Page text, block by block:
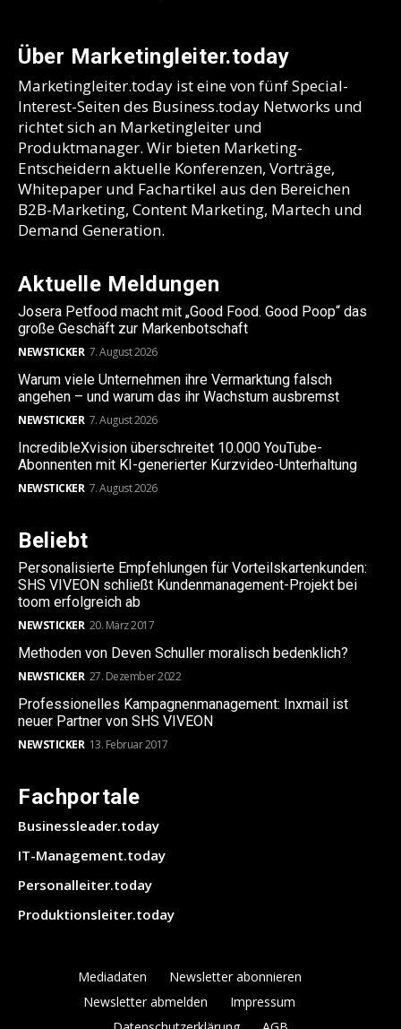
Über Marketingleiter.today
Marketingleiter.today ist eine von fünf Special-
Interest-Seiten des Business.today Networks und
richtet sich an Marketingleiter und
Produktmanager. Wir bieten Marketing-
Entscheidern aktuelle Konferenzen, Vorträge,
Whitepaper und Fachartikel aus den Bereichen
B2B-Marketing, Content Marketing, Martech und
Demand Generation.
Aktuelle Meldungen
Josera Petfood macht mit „Good Food. Good Poop“ das
große Geschäft zur Markenbotschaft
NEWSTICKER 7. August 2026
Warum viele Unternehmen ihre Vermarktung falsch
angehen – und warum das ihr Wachstum ausbremst
NEWSTICKER 7. August 2026
IncredibleXvision überschreitet 10.000 YouTube-
Abonnenten mit KI-generierter Kurzvideo-Unterhaltung
NEWSTICKER 7. August 2026
Beliebt
Personalisierte Empfehlungen für Vorteilskartenkunden:
SHS VIVEON schließt Kundenmanagement-Projekt bei
toom erfolgreich ab
NEWSTICKER 20. März 2017
Methoden von Deven Schuller moralisch bedenklich?
NEWSTICKER 27. Dezember 2022
Professionelles Kampagnenmanagement: Inxmail ist
neuer Partner von SHS VIVEON
NEWSTICKER 13. Februar 2017
Fachportale
Businessleader.today
IT-Management.today
Personalleiter.today
Produktionsleiter.today
Mediadaten
Newsletter abonnieren
Newsletter abmelden
Impressum